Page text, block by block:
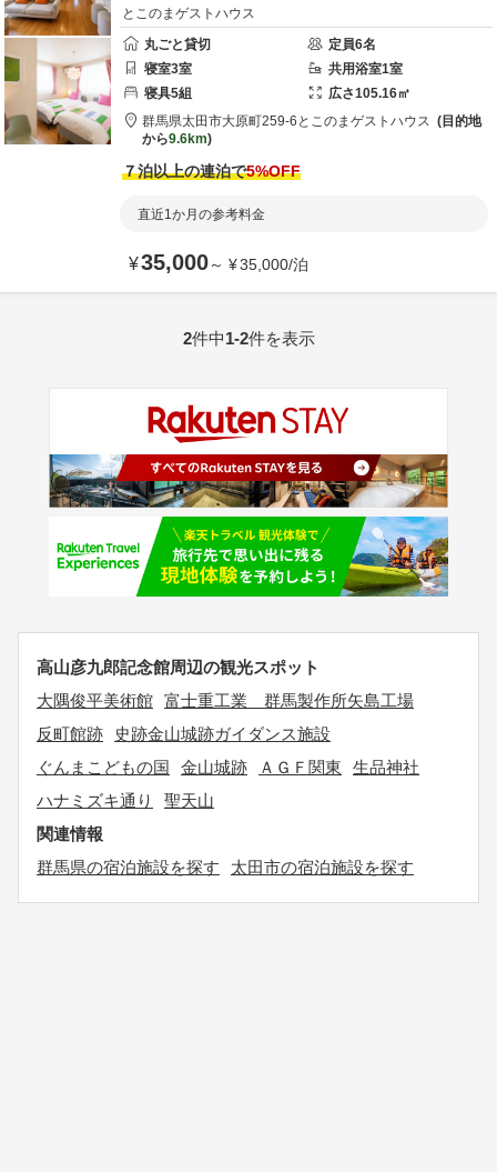
とこのまゲストハウス
丸ごと貸切
定員6名
寝室3室 共用浴室1室
寝具5組 広さ105.16㎡
群馬県太田市大原町259-6 とこのまゲストハウス
目的地
から9.6km
７泊以上の連泊で5%OFF
直近1か月の参考料金
¥35,000～ ¥35,000/泊
2件中1-2件を表示
高山彦九郎記念館周辺の観光スポット
大隅俊平美術館 富士重工業 群馬製作所矢島工場
反町館跡
史跡金山城跡ガイダンス施設
ぐんまこどもの国
金山城跡 ＡＧＦ関東
生品神社
ハナミズキ通り
聖天山
関連情報
群馬県の宿泊施設を探す
太田市の宿泊施設を探す